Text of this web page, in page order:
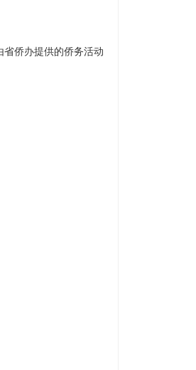
侨办提供的侨务活动